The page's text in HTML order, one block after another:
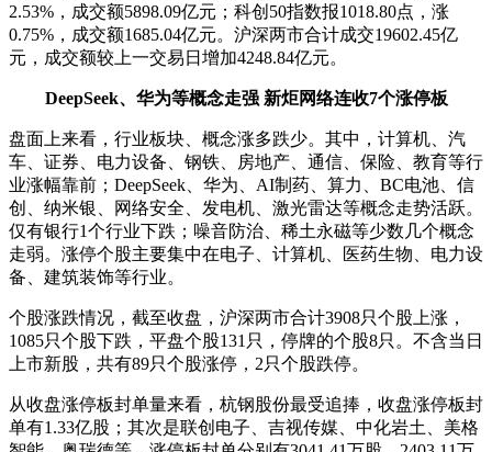
2.53%，成交额5898.09亿元；科创50指数报1018.80点，涨
0.75%，成交额1685.04亿元。沪深两市合计成交19602.45亿
元，成交额较上一交易日增加4248.84亿元。
DeepSeek、华为等概念走强 新炬网络连收7个涨停板
盘面上来看，行业板块、概念涨多跌少。其中，计算机、汽
车、证券、电力设备、钢铁、房地产、通信、保险、教育等行
业涨幅靠前；DeepSeek、华为、AI制药、算力、BC电池、信
创、纳米银、网络安全、发电机、激光雷达等概念走势活跃。
仅有银行1个行业下跌；噪音防治、稀土永磁等少数几个概念
走弱。涨停个股主要集中在电子、计算机、医药生物、电力设
备、建筑装饰等行业。
个股涨跌情况，截至收盘，沪深两市合计3908只个股上涨，
1085只个股下跌，平盘个股131只，停牌的个股8只。不含当日
上市新股，共有89只个股涨停，2只个股跌停。
从收盘涨停板封单量来看，杭钢股份最受追捧，收盘涨停板封
单有1.33亿股；其次是联创电子、吉视传媒、中化岩土、美格